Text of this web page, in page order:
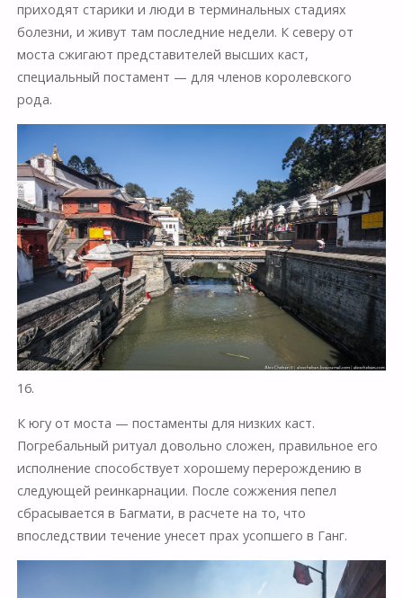
приходят старики и люди в терминальных стадиях
болезни, и живут там последние недели. К северу от
моста сжигают представителей высших каст,
специальный постамент — для членов королевского
рода.
16.
К югу от моста — постаменты для низких каст.
Погребальный ритуал довольно сложен, правильное его
исполнение способствует хорошему перерождению в
следующей реинкарнации. После сожжения пепел
сбрасывается в Багмати, в расчете на то, что
впоследствии течение унесет прах усопшего в Ганг.